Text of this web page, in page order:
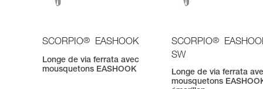
SCORPIO® EASHOOK
Longe de via ferrata avec
mousquetons EASHOOK
SCORPIO®
SW
Longe de via ferrata
mousquetons